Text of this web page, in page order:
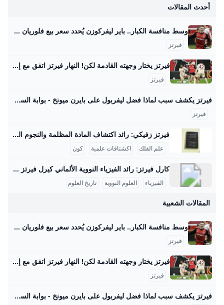
أحدث المقالات
وسط منافسة الكبار.. باير ليفركوزن يُحدد سعر بيع فلوريان فيرتز صحيفة الوطن حدد مسئولو نادي باير ليفركوزن الألماني سعر بيع فلوريان فيرتز، لاعب خط وسط الفريق الأول لكرة القدم بالنادي، في الميركاتو الصيفي المقبل، وذلك في ظل وجود منافسة مشتعلة بين كبار الأندية الأوروبية… {{ article.article_subtitle }} {{ authorName() }} {{ article.author_description }} {{ article.formatted_date }}epa11762162 Florian Wirtz of Leverkusen celebrates after scoring the 1-0 lead during the German Bundesliga soccer match between Bayer 04 Leverkusen and FC St. Pauli in Leverkusen, Germany, 07 December 2024.
فيرتز
فيرتز يختار وجهته القادمة لكن! النهار فيرتز اتفق مع إدارة بايرن ميونيخ الجريدة مواقعنا لبنان عربي بودكاست تسجيل الدخول اشترك - الرئيسية عيش لبنان اقتصاد وأعمال تحقيقات مقالات كتاب النهار آراء منبر كتاب النهار 29-08-2025 | 05:37 استعادة النظام السوري السجناء واللاجئين معاً مؤشّر لنية بناء دولة كتاب النهار 29-08-2025 | 05:30 أيّ رسائل مخفيّة لحراك “حزب الله” السياسي المكثّف؟ رياضة كرة قدم كرة سلة كرة مضرب رياضة ميكانيكية ألعاب قتالية الغولف رياضات أخرى رياضة 29-08-2025 | 06:25 شربل أبو خطار لـ"النهار": الرياضة دواء ومفتاح النجاح الدراسي رياضة 28-08-2025 | 17:06 ازدواج الجنسية… أزمة مستمرّة لنجوم كرة القدم
فيرتز
فيرتز يكشف سبب لماذا فضل ليفربول على بايرن ميونخ - بوابة السعودية نيوز يحاول الفريق بناء نفسه بشكل قوي ليكون قادراً على المنافسة على أعلى مستوى تحت قيادة المدرب آرني سلوت وقد أظهر الفريق أداءً مميزاً في سوق الانتقالات هذا الصيف، انتقال اللاعب إلى ليفربول يمثل تحدياً كبيراً بالنسبة له، حيث قال: “لقد كانت خطوة أصعب أن أترك هذا المحيط وأذهب لبلد آخر مع كل ما يتضمنه من تغييرات وألعب في دوري جديد بأسلوب لعب مختلف”. اختيار واعٍ أضاف اللاعب: “لقد انتقلت لتحدي أكبر، تحدي اخترت خوضه بوعي من أجل أن أنجح وأصبح لاعباً أفضل , لقد اخترت الانتقال إلى ليفربول كقرار واعٍ بالنسبة لي كي أصبح أفضل”.
فيرتز
فيرتز زفيكي: رائد اكتشاف المادة المظلمة والنجوم النيوترونية يسرني تقديم مقال مفصل عن شخصية فريتز زفيكي وإسهاماته العلمية في علم الفلك: فريتز زفيكي: رائد اكتشاف المادة المظلمة والنجوم النيوترونية فريتز زفيكي (14 فبراير 1898 - 8 فبراير 1974) كان عالم فلك سويسري عمل معظم حياته في معهد كاليفورنيا للتكنولوجيا بالولايات المتحدة، وأحدث ثورة في فهمنا للكون من خلال أفكاره واكتشافاته الرائدة. تلقى تعليمه الثانوي في زيوريخ، ثم درس الرياضيات والفيزياء التجريبية بين 1917 و1925 على يد كبار العلماء أمثال أوجوست بيكارد وألبرت أينشتاين، مما أكسبه قاعدة علمية راسخة ساعدته في إرساء أسس علم الفلك الحديث.
علم الفلك اكشتافات علمية كون
كارل فيرتز: رائد الفيزياء النووية الألماني كيرل فيرتز هو عالم فيزياء نووية ألماني بارز وُلد في 24 أبريل 1910 في كولونيا وتوفي في 12 فبراير 1994. حصل على شهادة الدكتوراه في عام 1934 بعد دراسته الفيزياء والكيمياء والرياضيات في جامعات بون وفرايبورغ وبريسلّاو. درّس بعد ذلك كمساعد تدريس لوزير التعليم الألماني كارل فريدريش بونهوفر في جامعة لايبتزغ، وكان عضواً في رابطة المعلمين النازية خلال الفترة النازية في ألمانيا، رغم أنه لم يكن عضواً في الحزب النازي. مهنياً، تميز فيرتز بعمله في معهد كايزر فيلهلم للفيزياء في برلين منذ عام 1937، حيث عمل على تصميم المفاعلات النووية خلال الحرب العالمية الثانية، وبالأخص مفاعل الطبقات الأفقية، بالإضافة إلى قيادة قسم التجارب في المعهد الذي نقل إلى هيتشينجن لتجنب تأثير القصف الجوي في 1944.
الفيزياء العلوم النووية تاريخ العلوم
المقالات الشعبية
وسط منافسة الكبار.. باير ليفركوزن يُحدد سعر بيع فلوريان فيرتز صحيفة الوطن حدد مسئولو نادي باير ليفركوزن الألماني سعر بيع فلوريان فيرتز، لاعب خط وسط الفريق الأول لكرة القدم بالنادي، في الميركاتو الصيفي المقبل، وذلك في ظل وجود منافسة مشتعلة بين كبار الأندية الأوروبية… {{ article.article_subtitle }} {{ authorName() }} {{ article.author_description }} {{ article.formatted_date }}epa11762162 Florian Wirtz of Leverkusen celebrates after scoring the 1-0 lead during the German Bundesliga soccer match between Bayer 04 Leverkusen and FC St. Pauli in Leverkusen, Germany, 07 December 2024.
فيرتز
فيرتز يختار وجهته القادمة لكن! النهار فيرتز اتفق مع إدارة بايرن ميونيخ الجريدة مواقعنا لبنان عربي بودكاست تسجيل الدخول اشترك - الرئيسية عيش لبنان اقتصاد وأعمال تحقيقات مقالات كتاب النهار آراء منبر كتاب النهار 29-08-2025 | 05:37 استعادة النظام السوري السجناء واللاجئين معاً مؤشّر لنية بناء دولة كتاب النهار 29-08-2025 | 05:30 أيّ رسائل مخفيّة لحراك “حزب الله” السياسي المكثّف؟ رياضة كرة قدم كرة سلة كرة مضرب رياضة ميكانيكية ألعاب قتالية الغولف رياضات أخرى رياضة 29-08-2025 | 06:25 شربل أبو خطار لـ"النهار": الرياضة دواء ومفتاح النجاح الدراسي رياضة 28-08-2025 | 17:06 ازدواج الجنسية… أزمة مستمرّة لنجوم كرة القدم
فيرتز
فيرتز يكشف سبب لماذا فضل ليفربول على بايرن ميونخ - بوابة السعودية نيوز يحاول الفريق بناء نفسه بشكل قوي ليكون قادراً على المنافسة على أعلى مستوى تحت قيادة المدرب آرني سلوت وقد أظهر الفريق أداءً مميزاً في سوق الانتقالات هذا الصيف، انتقال اللاعب إلى ليفربول يمثل تحدياً كبيراً بالنسبة له، حيث قال: “لقد كانت خطوة أصعب أن أترك هذا المحيط وأذهب لبلد آخر مع كل ما يتضمنه من تغييرات وألعب في دوري جديد بأسلوب لعب مختلف”. اختيار واعٍ أضاف اللاعب: “لقد انتقلت لتحدي أكبر، تحدي اخترت خوضه بوعي من أجل أن أنجح وأصبح لاعباً أفضل , لقد اخترت الانتقال إلى ليفربول كقرار واعٍ بالنسبة لي كي أصبح أفضل”.